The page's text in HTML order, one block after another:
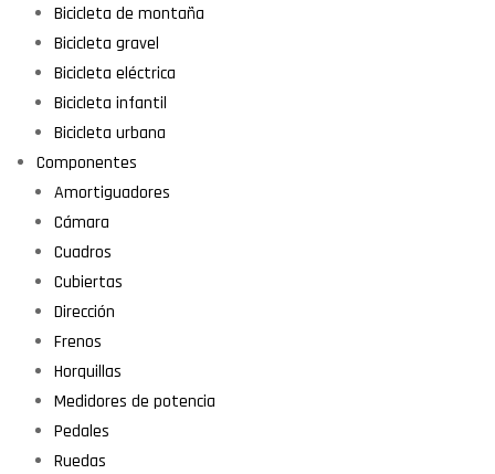
Bicicleta de montaña
Bicicleta gravel
Bicicleta eléctrica
Bicicleta infantil
Bicicleta urbana
Componentes
Amortiguadores
Cámara
Cuadros
Cubiertas
Dirección
Frenos
Horquillas
Medidores de potencia
Pedales
Ruedas